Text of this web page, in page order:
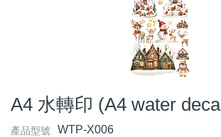
A4 水轉印 (A4 water
產品型號 WTP-X006